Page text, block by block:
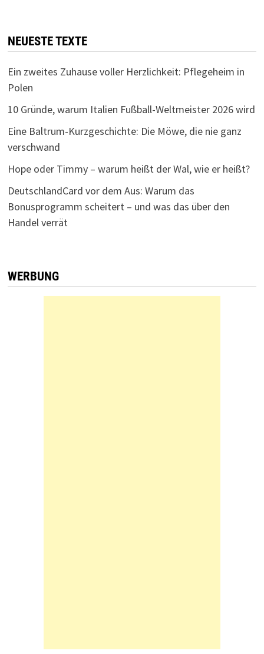
NEUESTE TEXTE
Ein zweites Zuhause voller Herzlichkeit: Pflegeheim in
Polen
10 Gründe, warum Italien Fußball-Weltmeister 2026 wird
Eine Baltrum-Kurzgeschichte: Die Möwe, die nie ganz
verschwand
Hope oder Timmy – warum heißt der Wal, wie er heißt?
DeutschlandCard vor dem Aus: Warum das
Bonusprogramm scheitert – und was das über den
Handel verrät
WERBUNG